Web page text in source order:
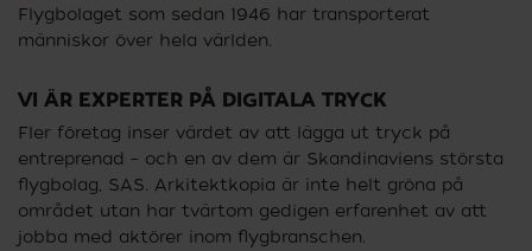
Flygbolaget som sedan 1946 har transporterat
människor över hela världen.
VI ÄR EXPERTER PÅ DIGITALA TRYCK
Fler företag inser värdet av att lägga ut tryck på
entreprenad – och en av dem är Skandinaviens största
flygbolag, SAS. Arkitektkopia är inte helt gröna på
området utan har tvärtom gedigen erfarenhet av att
jobba med aktörer inom flygbranschen.